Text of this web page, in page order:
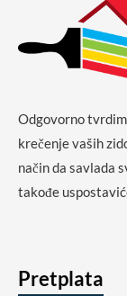
Odgovorno
krečenje vaših
način da savlada
takođe
Pretplata